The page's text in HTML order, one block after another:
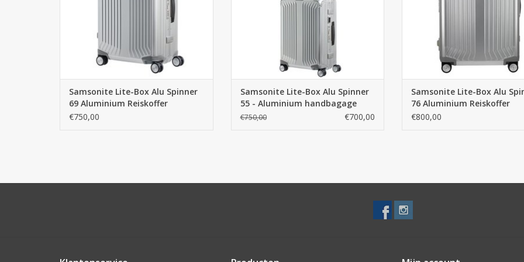
Samsonite Lite-Box Alu Spinner
69 Aluminium Reiskoffer
€750,00
Samsonite Lite-Box Alu Spinner
55 - Aluminium handbagage
Reiskoffer - Silver
€750,00 €700,00
Samsonite Lite-Box Alu
76 Aluminium Reiskoffer
€800,00